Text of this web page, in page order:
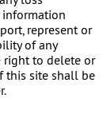
information
represent or
of any
right to delete or
this site shall be